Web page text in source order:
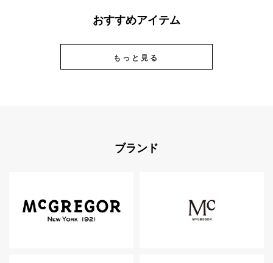
おすすめアイテム
もっと見る
ブランド